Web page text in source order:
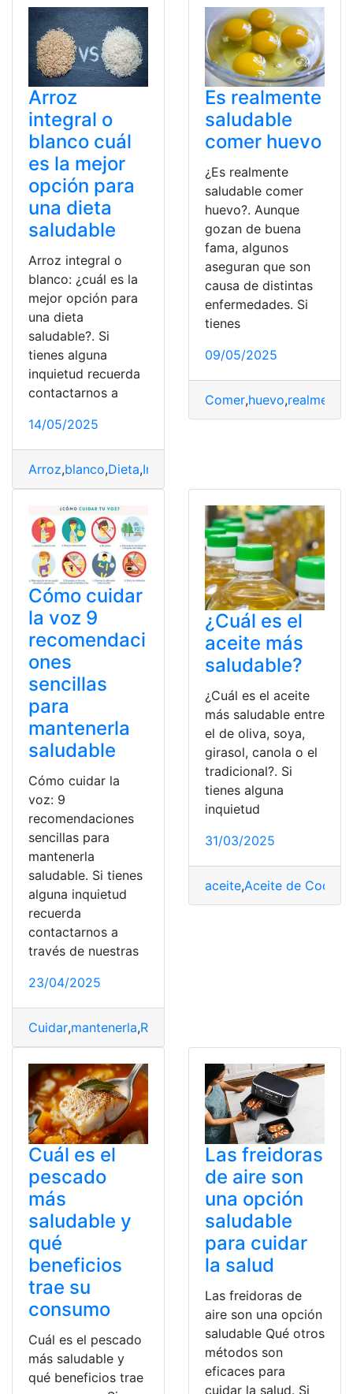
Arroz
integral o
blanco cuál
es la mejor
opción para
una dieta
saludable
Arroz integral o
blanco: ¿cuál es la
mejor opción para
una dieta
saludable?. Si
tienes alguna
inquietud recuerda
contactarnos a
14/05/2025
Arroz,blanco,Dieta,Integral
Es realmente
saludable
comer huevo
¿Es realmente
saludable comer
huevo?. Aunque
gozan de buena
fama, algunos
aseguran que son
causa de distintas
enfermedades. Si
tienes
09/05/2025
Comer,huevo,realmente
Cómo cuidar
la voz 9
recomendaci
ones
sencillas
para
mantenerla
saludable
Cómo cuidar la
voz: 9
recomendaciones
sencillas para
mantenerla
saludable. Si tienes
alguna inquietud
recuerda
contactarnos a
través de nuestras
23/04/2025
Cuidar,mantenerla,Recomendaciones
¿Cuál es el
aceite más
saludable?
¿Cuál es el aceite
más saludable entre
el de oliva, soya,
girasol, canola o el
tradicional?. Si
tienes alguna
inquietud
31/03/2025
aceite,Aceite de Coco
Cuál es el
pescado
más
saludable y
qué
beneficios
trae su
consumo
Cuál es el pescado
más saludable y
qué beneficios trae
Las freidoras
de aire son
una opción
saludable
para cuidar
la salud
Las freidoras de
aire son una opción
saludable Qué otros
métodos son
eficaces para
cuidar la salud. Si